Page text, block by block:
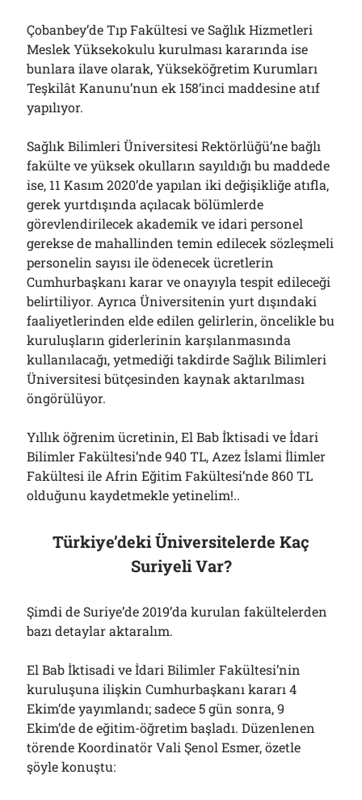
Çobanbey’de Tıp Fakültesi ve Sağlık Hizmetleri
Meslek Yüksekokulu kurulması kararında ise
bunlara ilave olarak, Yükseköğretim Kurumları
Teşkilât Kanunu’nun ek 158’inci maddesine atıf
yapılıyor.
Sağlık Bilimleri Üniversitesi Rektörlüğü’ne bağlı
fakülte ve yüksek okulların sayıldığı bu maddede
ise, 11 Kasım 2020’de yapılan iki değişikliğe atıfla,
gerek yurtdışında açılacak bölümlerde
görevlendirilecek akademik ve idari personel
gerekse de mahallinden temin edilecek sözleşmeli
personelin sayısı ile ödenecek ücretlerin
Cumhurbaşkanı karar ve onayıyla tespit edileceği
belirtiliyor. Ayrıca Üniversitenin yurt dışındaki
faaliyetlerinden elde edilen gelirlerin, öncelikle bu
kuruluşların giderlerinin karşılanmasında
kullanılacağı, yetmediği takdirde Sağlık Bilimleri
Üniversitesi bütçesinden kaynak aktarılması
öngörülüyor.
Yıllık öğrenim ücretinin, El Bab İktisadi ve İdari
Bilimler Fakültesi’nde 940 TL, Azez İslami İlimler
Fakültesi ile Afrin Eğitim Fakültesi’nde 860 TL
olduğunu kaydetmekle yetinelim!..
Türkiye’deki Üniversitelerde Kaç
Suriyeli Var?
Şimdi de Suriye’de 2019’da kurulan fakültelerden
bazı detaylar aktaralım.
El Bab İktisadi ve İdari Bilimler Fakültesi’nin
kuruluşuna ilişkin Cumhurbaşkanı kararı 4
Ekim’de yayımlandı; sadece 5 gün sonra, 9
Ekim’de de eğitim-öğretim başladı. Düzenlenen
törende Koordinatör Vali Şenol Esmer, özetle
şöyle konuştu: